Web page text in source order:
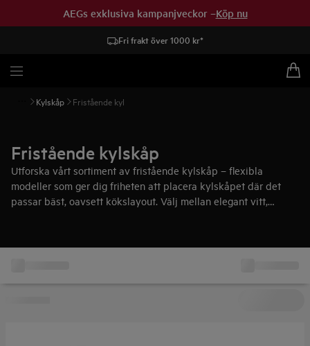
AEGs exklusiva kampanjveckor –Köp nu
Fri frakt över 1000 kr*
Kylskåp Fristående kyl
Fristående kylskåp
Utforska vårt sortiment av fristående kylskåp – flexibla
modeller som ger dig friheten att placera kylskåpet där det
passar bäst, oavsett kökslayout. Välj mellan elegant vitt,